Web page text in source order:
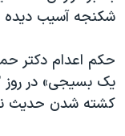
شکنجه آسیب
حکم اعدام دکتر
کشته شدن حدیث